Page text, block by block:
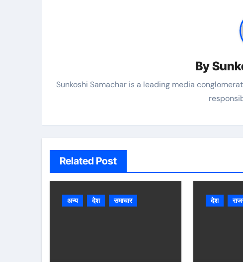
By
Sunkoshi Samachar is a leading media
Related Post
अन्य देश समाचार देश